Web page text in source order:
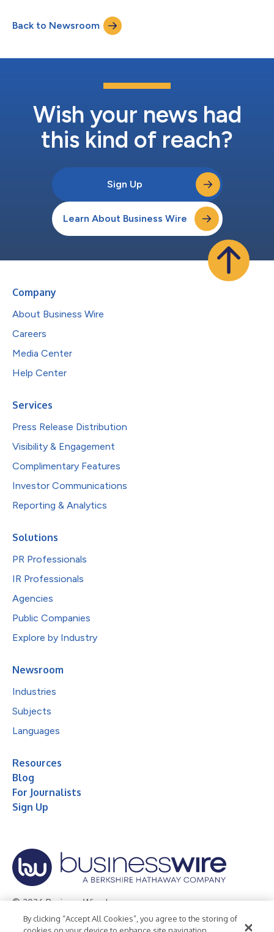
jaar geleden in Ierland. Dit jaar breidt het Ierse eiland deze viering
uit zoals nooit voordien. Met nu meer dan 340 geplande
eventementen verspreid...
Back to Newsroom
Wish your news had
this kind of reach?
Sign Up
Learn About Business Wire
Company
About Business Wire
Careers
Media Center
Help Center
Services
Press Release Distribution
Visibility & Engagement
Complimentary Features
Investor Communications
Reporting & Analytics
Solutions
PR Professionals
IR Professionals
Agencies
Public Companies
Explore by Industry
Newsroom
Industries
Subjects
Languages
Resources
Blog
For Journalists
Sign Up
© 2026 Business Wire, Inc.
Privacy Policy Cookie Policy Accessibility Statement
By clicking “Accept All Cookies”, you agree to the storing of